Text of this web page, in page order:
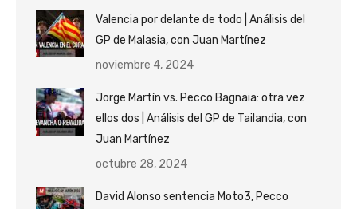
Valencia por delante de todo | Análisis del
GP de Malasia, con Juan Martínez
noviembre 4, 2024
Jorge Martín vs. Pecco Bagnaia: otra vez
ellos dos | Análisis del GP de Tailandia, con
Juan Martínez
octubre 28, 2024
David Alonso sentencia Moto3, Pecco